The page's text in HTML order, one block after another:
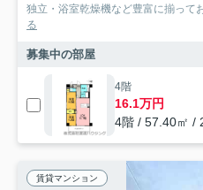
独立・浴室乾燥機など豊富に揃って
る
募集中の部屋
4階
16.1万円
4階 / 57.40㎡ /
賃貸マンション